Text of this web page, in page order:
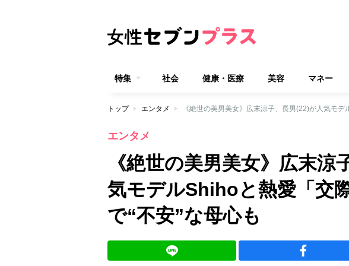
特集 社会 健康・医療 美容 マネー
トップ エンタメ
エンタメ
《絶世の美男美女》広末涼
気モデルShihoと熱愛「交
で“不安”な母心も